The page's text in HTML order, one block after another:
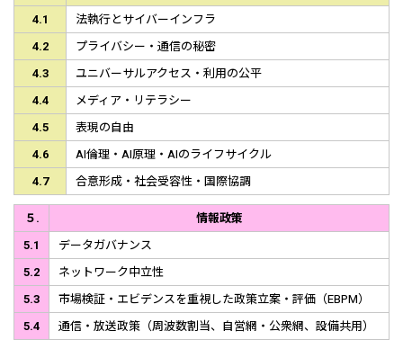
4.1
法執行とサイバーインフラ
4.2
プライバシー・通信の秘密
4.3
ユニバーサルアクセス・利用の公平
4.4
メディア・リテラシー
4.5
表現の自由
4.6
AI倫理・AI原理・AIのライフサイクル
4.7
合意形成・社会受容性・国際協調
５.
情報政策
5.1
データガバナンス
5.2
ネットワーク中立性
5.3
市場検証・エビデンスを重視した政策立案・評価（EBPM）
5.4
通信・放送政策（周波数割当、自営網・公衆網、設備共用）